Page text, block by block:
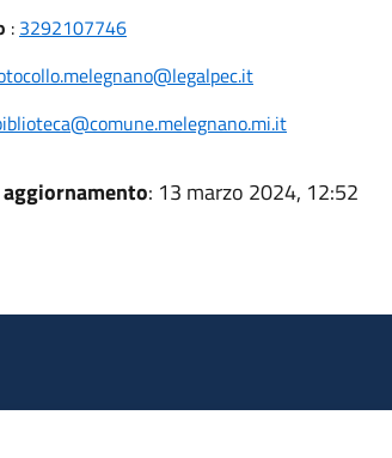
: 3292107746
: 13 marzo 2024, 12:52